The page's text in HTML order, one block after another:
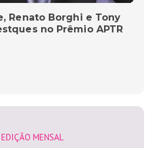
Renato Borghi e Tony
no Prêmio APTR
EDIÇÃO MENSAL